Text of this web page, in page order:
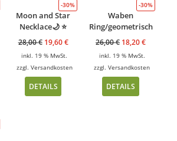
-30%
Moon and Star
Necklace🌙 ⭐️
28,00€ 19,60€
inkl. 19 % MwSt.
zzgl. Versandkosten
DETAILS
-30%
Waben
Ring/geometrisch
26,00€ 18,20€
inkl. 19 % MwSt.
zzgl.Versandkosten
DETAILS